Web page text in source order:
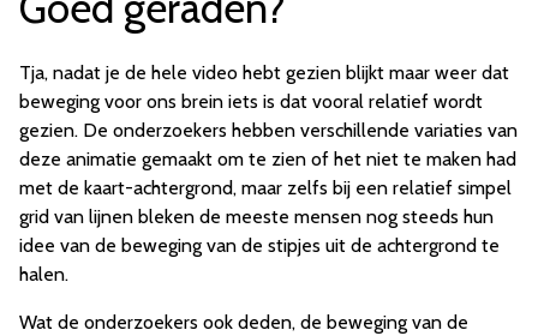
Tja, nadat je de hele video hebt gezien blijkt maar weer dat
beweging voor ons brein iets is dat vooral relatief wordt
gezien. De onderzoekers hebben verschillende variaties van
deze animatie gemaakt om te zien of het niet te maken had
met de kaart-achtergrond, maar zelfs bij een relatief simpel
grid van lijnen bleken de meeste mensen nog steeds hun
idee van de beweging van de stipjes uit de achtergrond te
halen.
Wat de onderzoekers ook deden, de beweging van de